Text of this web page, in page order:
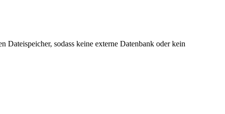
sodass keine externe Datenbank oder kein